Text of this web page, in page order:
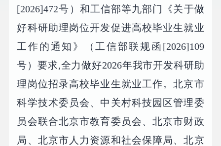
[2026]472号）和工信部等九部门《关于做
好科研助理岗位开发促进高校毕业生就业
工作的通知》（工信部联规函[2026]109
号）要求,全力做好2026年我市开发科研助
理岗位招录高校毕业生就业工作。北京市
科学技术委员会、中关村科技园区管理委
员会联合北京市教育委员会、北京市财政
局、北京市人力资源和社会保障局、北京